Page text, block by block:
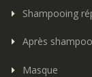
Shampooing
Après
Masque